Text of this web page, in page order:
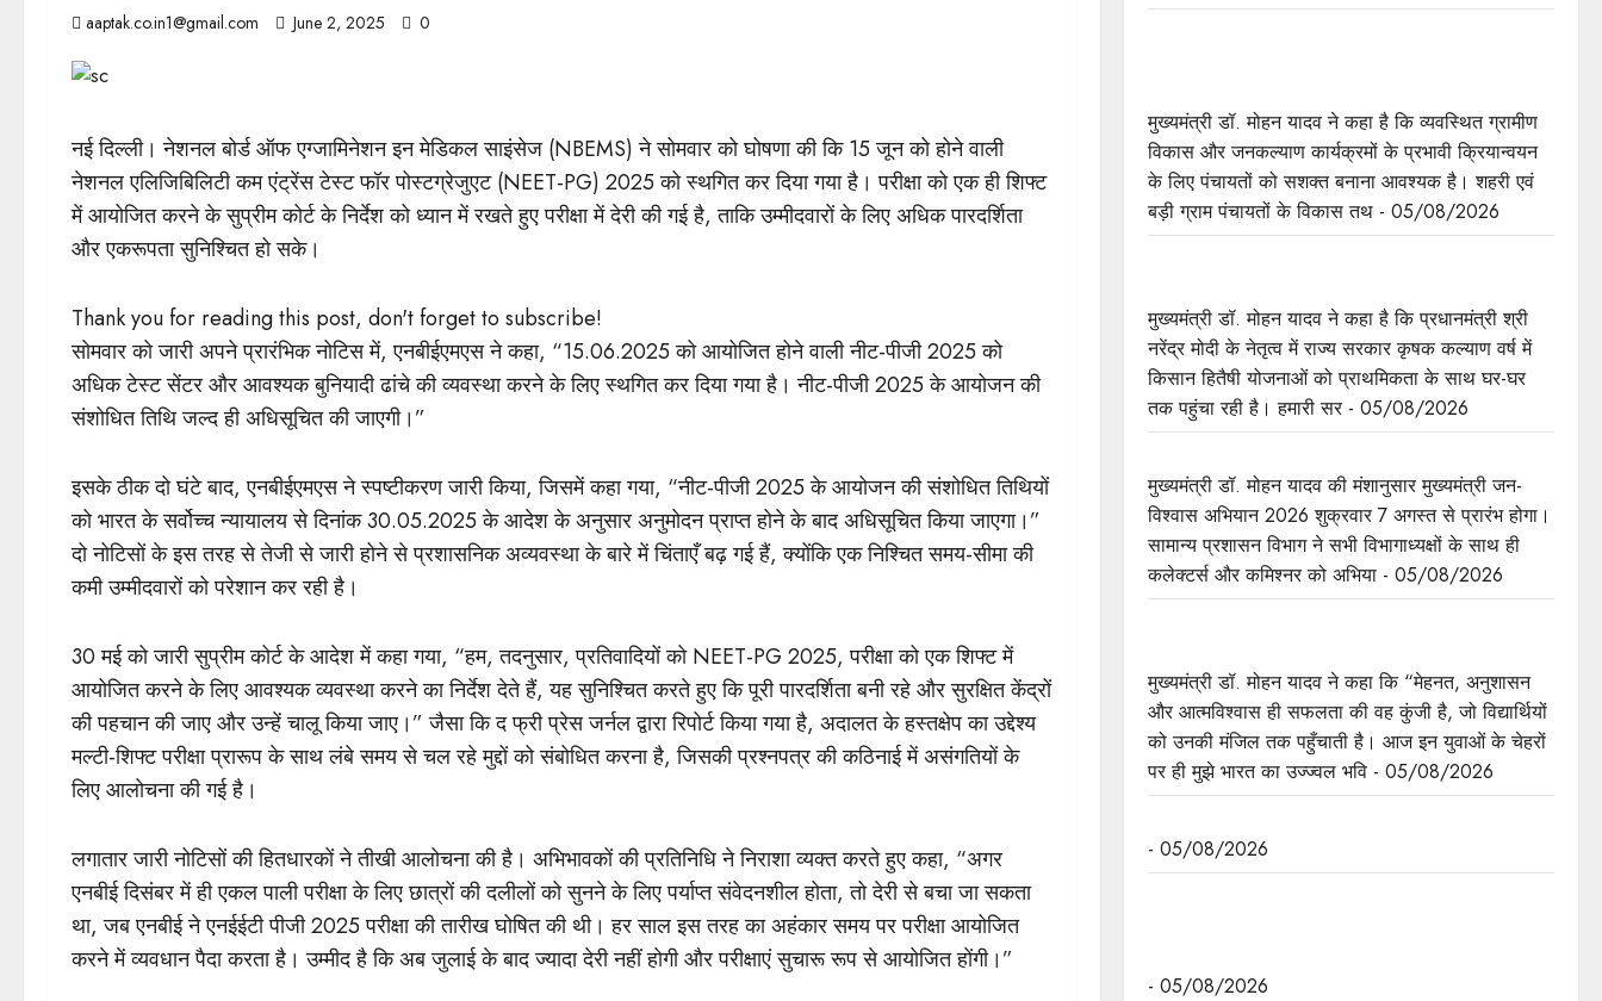
aaptak.co.in1@gmail.com June 2, 2025 0
नई दिल्ली। नेशनल बोर्ड ऑफ एग्जामिनेशन इन मेडिकल साइंसेज (NBEMS) ने सोमवार को घोषणा की कि 15 जून को होने वाली
नेशनल एलिजिबिलिटी कम एंट्रेंस टेस्ट फॉर पोस्टग्रेजुएट (NEET-PG) 2025 को स्थगित कर दिया गया है। परीक्षा को एक ही शिफ्ट
में आयोजित करने के सुप्रीम कोर्ट के निर्देश को ध्यान में रखते हुए परीक्षा में देरी की गई है, ताकि उम्मीदवारों के लिए अधिक पारदर्शिता
और एकरूपता सुनिश्चित हो सके।
Thank you for reading this post, don't forget to subscribe!
सोमवार को जारी अपने प्रारंभिक नोटिस में, एनबीईएमएस ने कहा, “15.06.2025 को आयोजित होने वाली नीट-पीजी 2025 को
अधिक टेस्ट सेंटर और आवश्यक बुनियादी ढांचे की व्यवस्था करने के लिए स्थगित कर दिया गया है। नीट-पीजी 2025 के आयोजन की
संशोधित तिथि जल्द ही अधिसूचित की जाएगी।”
इसके ठीक दो घंटे बाद, एनबीईएमएस ने स्पष्टीकरण जारी किया, जिसमें कहा गया, “नीट-पीजी 2025 के आयोजन की संशोधित तिथियों
को भारत के सर्वोच्च न्यायालय से दिनांक 30.05.2025 के आदेश के अनुसार अनुमोदन प्राप्त होने के बाद अधिसूचित किया जाएगा।”
दो नोटिसों के इस तरह से तेजी से जारी होने से प्रशासनिक अव्यवस्था के बारे में चिंताएँ बढ़ गई हैं, क्योंकि एक निश्चित समय-सीमा की
कमी उम्मीदवारों को परेशान कर रही है।
30 मई को जारी सुप्रीम कोर्ट के आदेश में कहा गया, “हम, तदनुसार, प्रतिवादियों को NEET-PG 2025, परीक्षा को एक शिफ्ट में
आयोजित करने के लिए आवश्यक व्यवस्था करने का निर्देश देते हैं, यह सुनिश्चित करते हुए कि पूरी पारदर्शिता बनी रहे और सुरक्षित केंद्रों
की पहचान की जाए और उन्हें चालू किया जाए।” जैसा कि द फ्री प्रेस जर्नल द्वारा रिपोर्ट किया गया है, अदालत के हस्तक्षेप का उद्देश्य
मल्टी-शिफ्ट परीक्षा प्रारूप के साथ लंबे समय से चल रहे मुद्दों को संबोधित करना है, जिसकी प्रश्नपत्र की कठिनाई में असंगतियों के
लिए आलोचना की गई है।
लगातार जारी नोटिसों की हितधारकों ने तीखी आलोचना की है। अभिभावकों की प्रतिनिधि ने निराशा व्यक्त करते हुए कहा, “अगर
एनबीई दिसंबर में ही एकल पाली परीक्षा के लिए छात्रों की दलीलों को सुनने के लिए पर्याप्त संवेदनशील होता, तो देरी से बचा जा सकता
था, जब एनबीई ने एनईईटी पीजी 2025 परीक्षा की तारीख घोषित की थी। हर साल इस तरह का अहंकार समय पर परीक्षा आयोजित
करने में व्यवधान पैदा करता है। उम्मीद है कि अब जुलाई के बाद ज्यादा देरी नहीं होगी और परीक्षाएं सुचारू रूप से आयोजित होंगी।”
मुख्यमंत्री डॉ. मोहन यादव ने कहा है कि व्यवस्थित ग्रामीण
विकास और जनकल्याण कार्यक्रमों के प्रभावी क्रियान्वयन
के लिए पंचायतों को सशक्त बनाना आवश्यक है। शहरी एवं
बड़ी ग्राम पंचायतों के विकास तथ - 05/08/2026
मुख्यमंत्री डॉ. मोहन यादव ने कहा है कि प्रधानमंत्री श्री
नरेंद्र मोदी के नेतृत्व में राज्य सरकार कृषक कल्याण वर्ष में
किसान हितैषी योजनाओं को प्राथमिकता के साथ घर-घर
तक पहुंचा रही है। हमारी सर - 05/08/2026
मुख्यमंत्री डॉ. मोहन यादव की मंशानुसार मुख्यमंत्री जन-
विश्वास अभियान 2026 शुक्रवार 7 अगस्त से प्रारंभ होगा।
सामान्य प्रशासन विभाग ने सभी विभागाध्यक्षों के साथ ही
कलेक्टर्स और कमिश्नर को अभिया - 05/08/2026
मुख्यमंत्री डॉ. मोहन यादव ने कहा कि “मेहनत, अनुशासन
और आत्मविश्वास ही सफलता की वह कुंजी है, जो विद्यार्थियों
को उनकी मंजिल तक पहुँचाती है। आज इन युवाओं के चेहरों
पर ही मुझे भारत का उज्ज्वल भवि - 05/08/2026
- 05/08/2026
- 05/08/2026